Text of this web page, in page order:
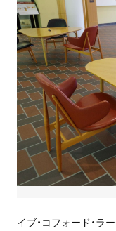
イブ・コフォード・ラ